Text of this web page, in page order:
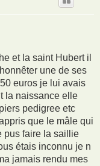
et la saint Hubert il
une de ses
euros je lui avais
la naissance elle
pedigree etc
que le mâle qui
pus faire la saillie
étais inconnu je n
jamais rendu mes